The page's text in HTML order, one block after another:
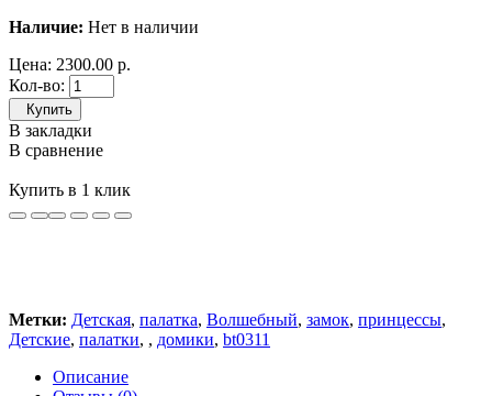
Наличие: Нет в наличии
Цена: 2300.00 р.
Кол-во:
Купить
В закладки
В сравнение
Купить в 1 клик
Метки: Детская, палатка, Волшебный, замок, принцессы,
Детские, палатки, , домики, bt0311
Описание